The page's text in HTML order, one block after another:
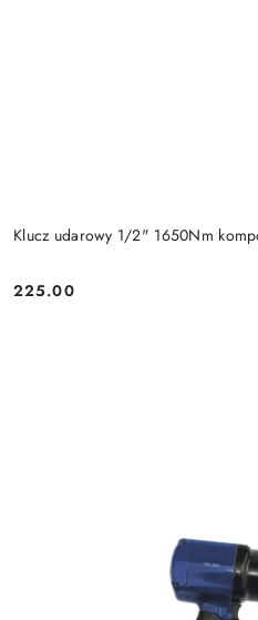
Klucz udarowy 1/2" 1650Nm
Cena:
225.00